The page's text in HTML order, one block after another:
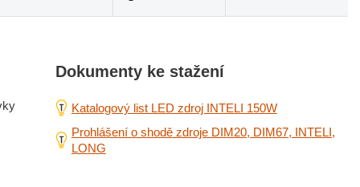
Dokumenty ke stažení
Katalogový list LED zdroj INTELI 150W
Prohlášení o shodě zdroje DIM20, DIM67, INTELI,
LONG